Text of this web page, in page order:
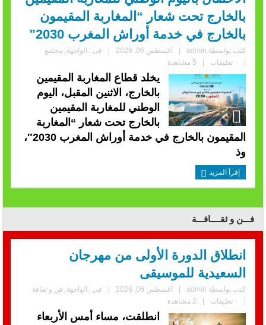
بالخارج تحت شعار “المغاربة المقيمون
بالخارج في خدمة أوراش المغرب 2030”
كتب بواسطة admin أغسطس 06, 2026 فى : الواجهة,مجتمع
٠ تعليقات 5 مشاهدة
يخلد قطاع المغاربة المقيمين
بالخارج، الاثنين المقبل، اليوم
الوطني للمغاربة المقيمين
بالخارج تحت شعار “المغاربة
المقيمون بالخارج في خدمة أوراش المغرب 2030″،
وذ
إقرأ المزيد
فـــن و ثقــــافـــة
انطلاق الدورة الأولى من مهرجان
السعيدية للموسيقى
كتب بواسطة admin أغسطس 06, 2026 فى : الواجهة, فن و ثقافة
٠ تعليقات 2 مشاهدة
انطلقت، مساء أمس الأربعاء